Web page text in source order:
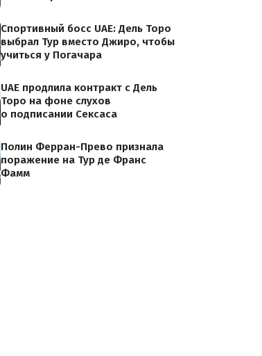
Спортивный босс UAE: Дель Торо
выбрал Тур вместо Джиро, чтобы
учиться у Погачара
UAE продлила контракт с Дель
Торо на фоне слухов
о подписании Сексаса
Полин Ферран-Прево признала
поражение на Тур де Франс
Фамм